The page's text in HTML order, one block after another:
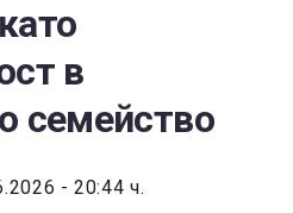
в
семейство
- 20:44 ч.